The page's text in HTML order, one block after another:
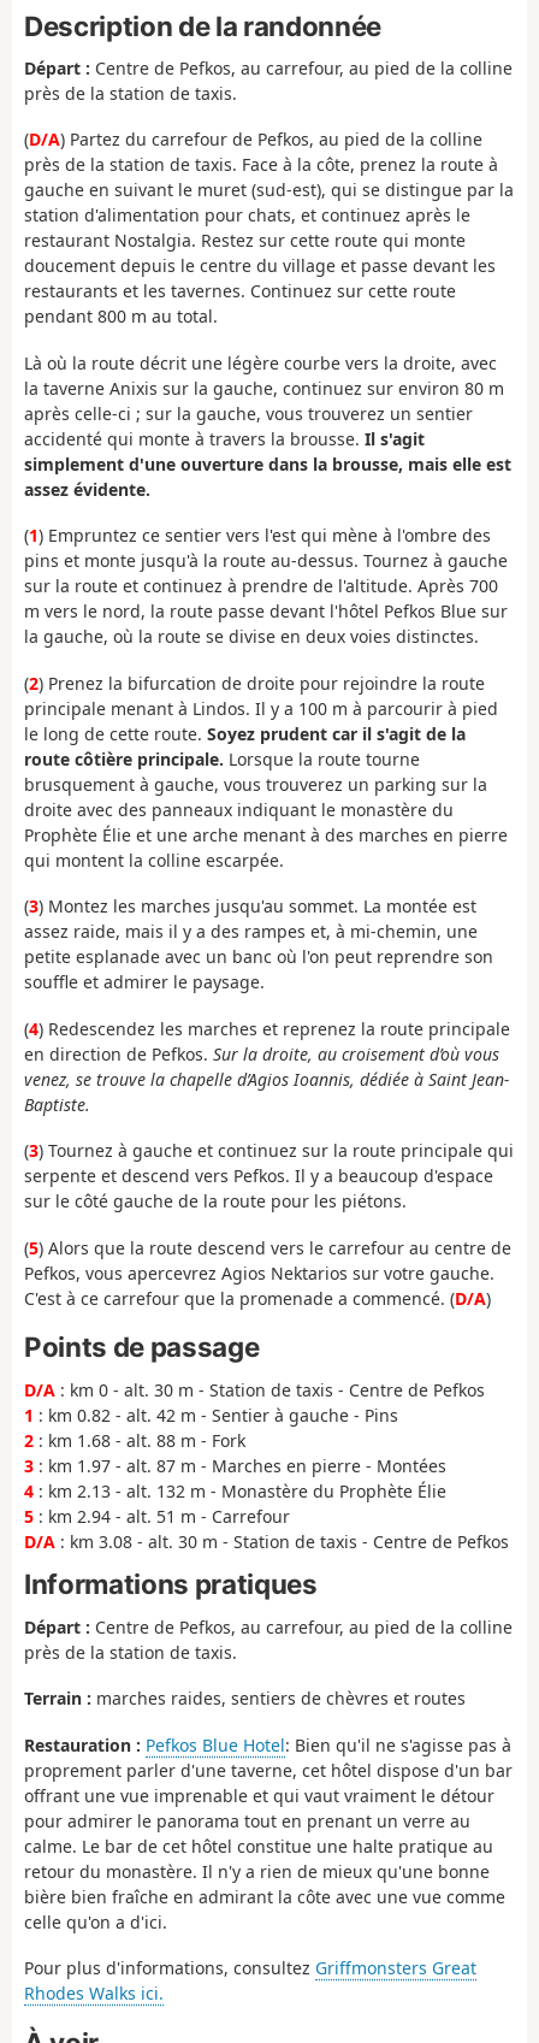
Description de la randonnée
Départ : Centre de Pefkos, au carrefour, au pied de la colline
près de la station de taxis.
(D/A) Partez du carrefour de Pefkos, au pied de la colline
près de la station de taxis. Face à la côte, prenez la route à
gauche en suivant le muret (sud-est), qui se distingue par la
station d'alimentation pour chats, et continuez après le
restaurant Nostalgia. Restez sur cette route qui monte
doucement depuis le centre du village et passe devant les
restaurants et les tavernes. Continuez sur cette route
pendant 800 m au total.
Là où la route décrit une légère courbe vers la droite, avec
la taverne Anixis sur la gauche, continuez sur environ 80 m
après celle-ci ; sur la gauche, vous trouverez un sentier
accidenté qui monte à travers la brousse. Il s'agit
simplement d'une ouverture dans la brousse, mais elle est
assez évidente.
(1) Empruntez ce sentier vers l'est qui mène à l'ombre des
pins et monte jusqu'à la route au-dessus. Tournez à gauche
sur la route et continuez à prendre de l'altitude. Après 700
m vers le nord, la route passe devant l'hôtel Pefkos Blue sur
la gauche, où la route se divise en deux voies distinctes.
(2) Prenez la bifurcation de droite pour rejoindre la route
principale menant à Lindos. Il y a 100 m à parcourir à pied
le long de cette route. Soyez prudent car il s'agit de la
route côtière principale. Lorsque la route tourne
brusquement à gauche, vous trouverez un parking sur la
droite avec des panneaux indiquant le monastère du
Prophète Élie et une arche menant à des marches en pierre
qui montent la colline escarpée.
(3) Montez les marches jusqu'au sommet. La montée est
assez raide, mais il y a des rampes et, à mi-chemin, une
petite esplanade avec un banc où l'on peut reprendre son
souffle et admirer le paysage.
(4) Redescendez les marches et reprenez la route principale
en direction de Pefkos. Sur la droite, au croisement d’où vous
venez, se trouve la chapelle d’Agios Ioannis, dédiée à Saint Jean-
Baptiste.
(3) Tournez à gauche et continuez sur la route principale qui
serpente et descend vers Pefkos. Il y a beaucoup d'espace
sur le côté gauche de la route pour les piétons.
(5) Alors que la route descend vers le carrefour au centre de
Pefkos, vous apercevrez Agios Nektarios sur votre gauche.
C'est à ce carrefour que la promenade a commencé. (D/A)
Points de passage
D/A : km 0 - alt. 30 m - Station de taxis - Centre de Pefkos
1 : km 0.82 - alt. 42 m - Sentier à gauche - Pins
2 : km 1.68 - alt. 88 m - Fork
3 : km 1.97 - alt. 87 m - Marches en pierre - Montées
4 : km 2.13 - alt. 132 m - Monastère du Prophète Élie
5 : km 2.94 - alt. 51 m - Carrefour
D/A : km 3.08 - alt. 30 m - Station de taxis - Centre de Pefkos
Informations pratiques
Départ : Centre de Pefkos, au carrefour, au pied de la colline
près de la station de taxis.
Terrain : marches raides, sentiers de chèvres et routes
Restauration : Pefkos Blue Hotel: Bien qu'il ne s'agisse pas à
proprement parler d'une taverne, cet hôtel dispose d'un bar
offrant une vue imprenable et qui vaut vraiment le détour
pour admirer le panorama tout en prenant un verre au
calme. Le bar de cet hôtel constitue une halte pratique au
retour du monastère. Il n'y a rien de mieux qu'une bonne
bière bien fraîche en admirant la côte avec une vue comme
celle qu'on a d'ici.
Pour plus d'informations, consultez Griffmonsters Great
Rhodes Walks ici.